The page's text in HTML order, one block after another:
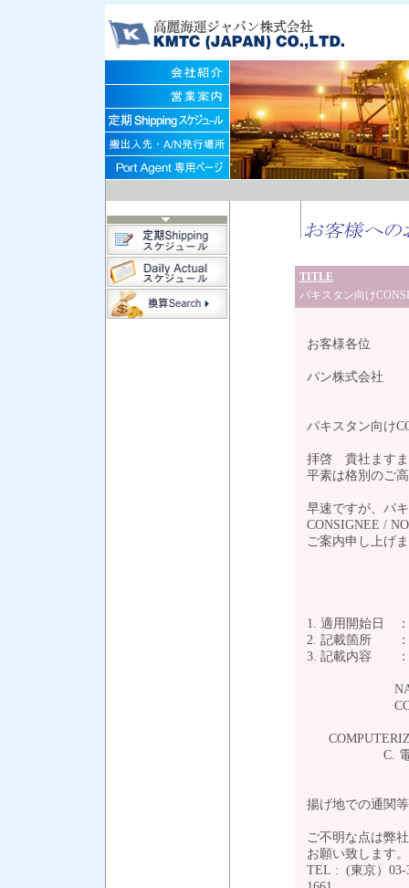
TITLE
パキスタン向け
お客様各位
パン株式会社
パキスタン向け
拝啓 貴社ますま
平素は格別のご
早速ですが、パ
CONSIGNEE /
ご案内申し上げ
1. 適用開始日
2. 記載箇所 ：
3. 記載内容
C. 電話
揚げ地での通関
ご不明な点は弊
お願い致します
TEL : (東京）03-